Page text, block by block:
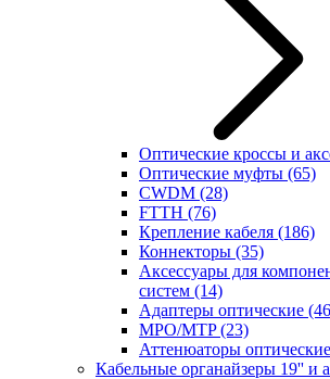
Оптические кроссы и
Оптические муфты (65)
CWDM (28)
FTTH (76)
Крепление кабеля (186)
Коннекторы (35)
Аксессуары для
систем (14)
Адаптеры оптические
MPO/MTP(23)
Аттенюаторы оптические
Кабельные органайзеры 19'' и